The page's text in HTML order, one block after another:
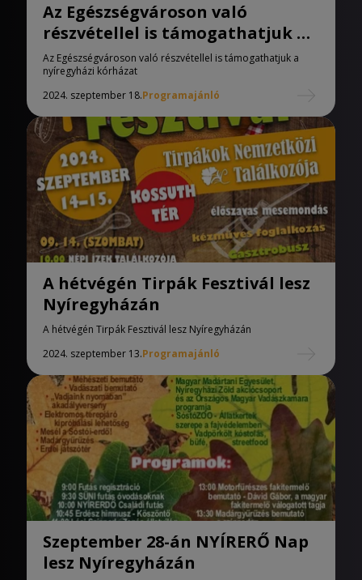
Az Egészségvároson való
részvétellel is támogathatjuk a
nyíregyházi kórházat
Az Egészségvároson való részvétellel is támogathatjuk a
nyíregyházi kórházat
2024. szeptember 18.Programajánló
A hétvégén Tirpák Fesztivál lesz
Nyíregyházán
A hétvégén Tirpák Fesztivál lesz Nyíregyházán
2024. szeptember 13.Programajánló
Szeptember 28-án NYÍRERŐ Nap
lesz Nyíregyházán